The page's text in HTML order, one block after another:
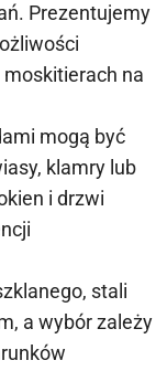
Prezentujemy
na
mogą być
klamry lub
i drzwi
stali
a wybór zależy